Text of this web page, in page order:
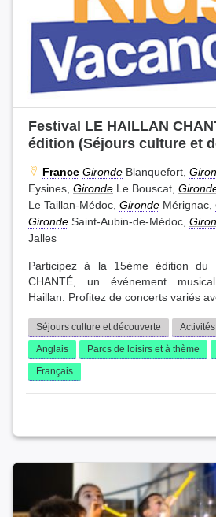
Festival LE HAILLAN
édition (Séjours culture et
France Gironde Blanquefort,
Eysines, Gironde Le Bouscat,
Le Taillan-Médoc, Gironde Mérignac,
Gironde Saint-Aubin-de-Médoc,
Jalles
Participez à la 15ème édition du
CHANTÉ, un événement
Haillan. Profitez de concerts variés
Séjours culture et découverte
Anglais
Parcs de loisirs et à thème
Français